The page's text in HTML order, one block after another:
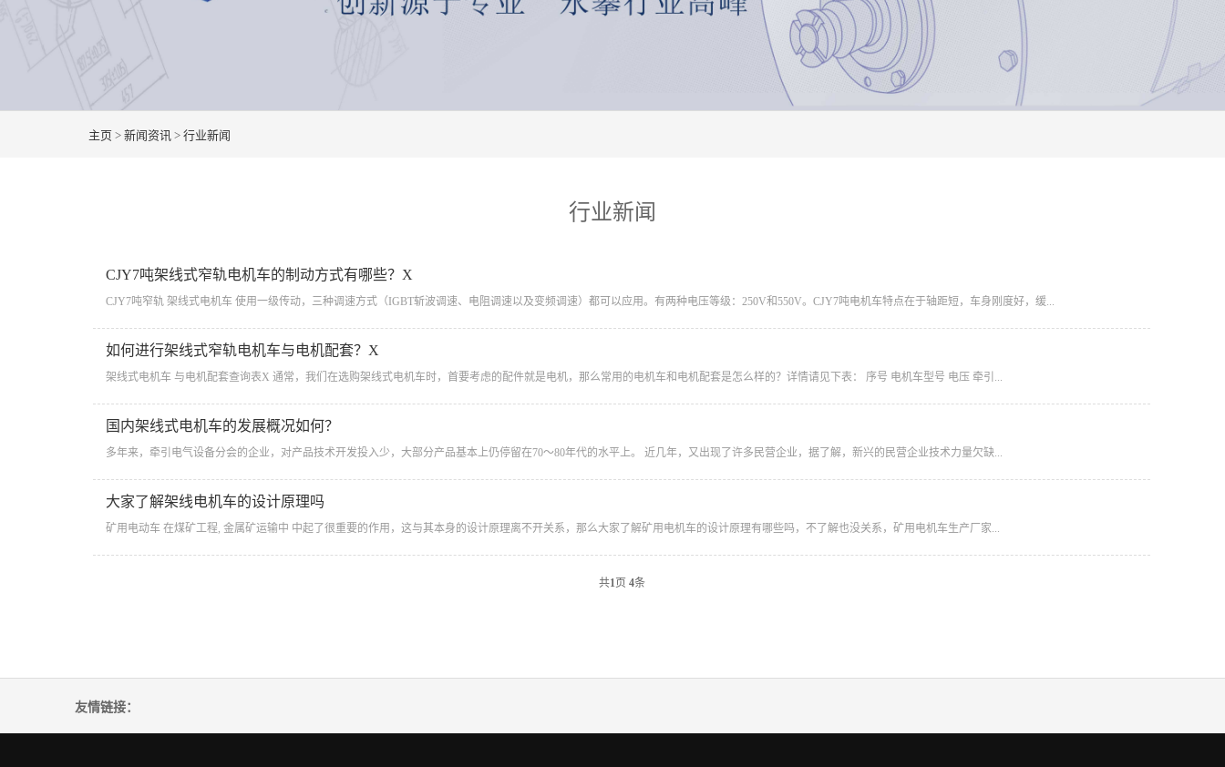
主页 > 新闻资讯 > 行业新闻
行业新闻
CJY7吨架线式窄轨电机车的制动方式有哪些？X
​CJY7吨窄轨 架线式电机车 使用一级传动，三种调速方式（IGBT斩波调速、电阻调速以及变频调速）都可以应用。有两种电压等级：250V和550V。CJY7吨电机车特点在于轴距短，车身刚度好，缓...
如何进行架线式窄轨电机车与电机配套？X
​架线式电机车 与电机配套查询表X 通常，我们在选购架线式电机车时，首要考虑的配件就是电机，那么常用的电机车和电机配套是怎么样的？详情请见下表： 序号 电机车型号 电压 牵引...
国内架线式电机车的发展概况如何？
​多年来，牵引电气设备分会的企业，对产品技术开发投入少，大部分产品基本上仍停留在70～80年代的水平上。 近几年，又出现了许多民营企业，据了解，新兴的民营企业技术力量欠缺...
大家了解架线电机车的设计原理吗
​矿用电动车 在煤矿工程, 金属矿运输中 中起了很重要的作用，这与其本身的设计原理离不开关系，那么大家了解矿用电机车的设计原理有哪些吗，不了解也没关系，矿用电机车生产厂家...
共1 页 4条
友情链接：